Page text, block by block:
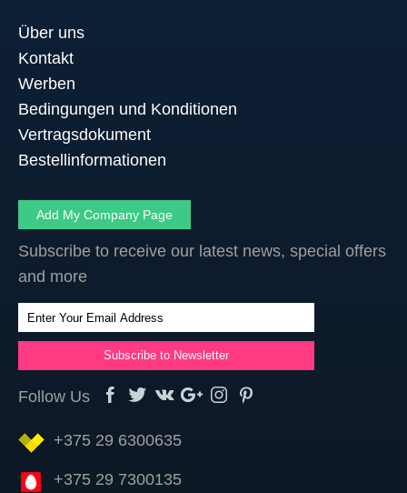
Über uns
Kontakt
Werben
Bedingungen und Konditionen
Vertragsdokument
Bestellinformationen
Add My Company Page
Subscribe to receive our latest news, special offers
and more
Follow Us
+375 29 6300635
+375 29 7300135